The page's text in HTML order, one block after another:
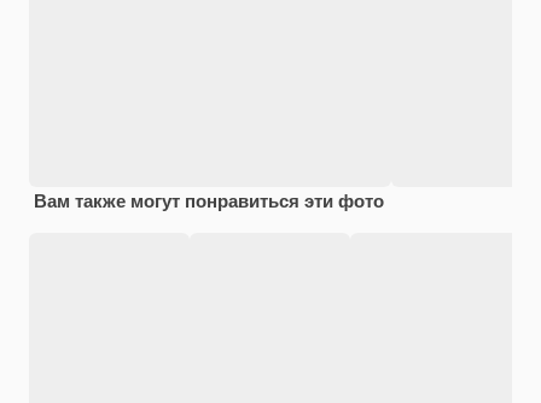
Вам также могут понравиться эти фото